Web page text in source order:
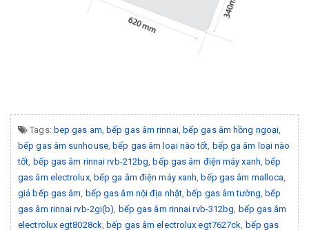
Tags: bep gas am ,bếp gas âm rinnai, bếp gas âm hồng ngoại
bếp gas âm sunhouse,bếp gas âm loại nào tốt bếp ga âm loại nào
tốt bếp gas âm rinnai rvb-212bg ,bếp gas âm điện máy xanh ,bếp
gas âm electrolux, bếp ga âm điện máy xanh ,bếp gas âm malloca
giá bếp gas âm bếp gas âm nội địa nhật,bếp gas âm tường bếp
gas âm rinnai rvb-2gi(b) bếp gas âm rinnai rvb-312bg bếp gas âm
electrolux egt8028ck ,bếp gas âm electrolux egt7627ck bếp gas